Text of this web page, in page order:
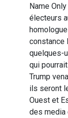
Name
électeurs
constance
quelques-
qui
Trump
ils seront
Ouest et
des media